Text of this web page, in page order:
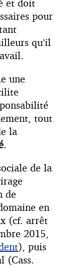
et doit
pour
qu’il
une
tout
la
.
de la
de
en
(cf. arrêt
2015,
), puis
(Cass.